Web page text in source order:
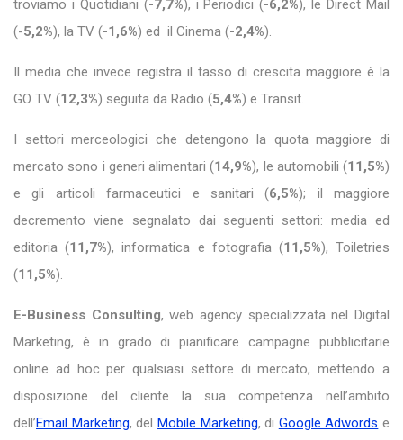
troviamo i Quotidiani (-7,7%), i Periodici (-6,2%), le Direct Mail
(-5,2%), la TV (-1,6%) ed il Cinema (-2,4%).
Il media che invece registra il tasso di crescita maggiore è la
GO TV (12,3%) seguita da Radio (5,4%) e Transit.
I settori merceologici che detengono la quota maggiore di
mercato sono i generi alimentari (14,9%), le automobili (11,5%)
e gli articoli farmaceutici e sanitari (6,5%); il maggiore
decremento viene segnalato dai seguenti settori: media ed
editoria (11,7%), informatica e fotografia (11,5%), Toiletries
(11,5%).
E-Business Consulting, web agency specializzata nel Digital
Marketing, è in grado di pianificare campagne pubblicitarie
online ad hoc per qualsiasi settore di mercato, mettendo a
disposizione del cliente la sua competenza nell’ambito
dell’Email Marketing, del Mobile Marketing, di Google Adwords e